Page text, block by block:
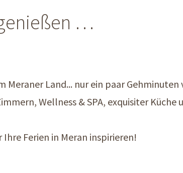
…
Meraner Land... nur ein paar Gehminuten
Wellness & SPA, exquisiter Küche
Ihre Ferien in Meran inspirieren!